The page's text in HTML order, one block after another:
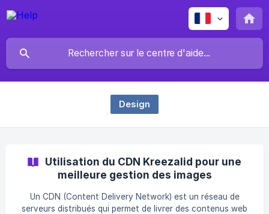
Design
Utilisation du CDN Kreezalid pour une
meilleure gestion des images
Un CDN (Content Delivery Network) est un réseau de
serveurs distribués qui permet de livrer des contenus web